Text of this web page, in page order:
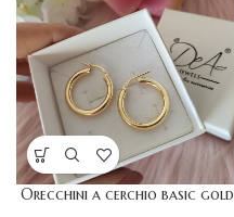
Orecchini a cerchio basic gold